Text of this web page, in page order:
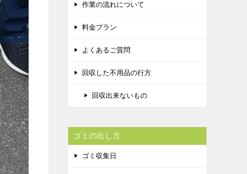
作業の流れについて
料金プラン
よくあるご質問
回収した不用品の行方
回収出来ないもの
ゴミの出し方
ゴミ収集日